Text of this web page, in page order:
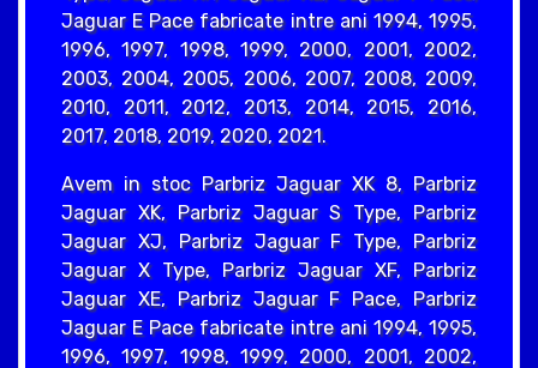
Jaguar E Pace fabricate intre ani 1994, 1995,
1996, 1997, 1998, 1999, 2000, 2001, 2002,
2003, 2004, 2005, 2006, 2007, 2008, 2009,
2010, 2011, 2012, 2013, 2014, 2015, 2016,
2017, 2018, 2019, 2020, 2021.
Avem in stoc Parbriz Jaguar XK 8, Parbriz
Jaguar XK, Parbriz Jaguar S Type, Parbriz
Jaguar XJ, Parbriz Jaguar F Type, Parbriz
Jaguar X Type, Parbriz Jaguar XF, Parbriz
Jaguar XE, Parbriz Jaguar F Pace, Parbriz
Jaguar E Pace fabricate intre ani 1994, 1995,
1996, 1997, 1998, 1999, 2000, 2001, 2002,